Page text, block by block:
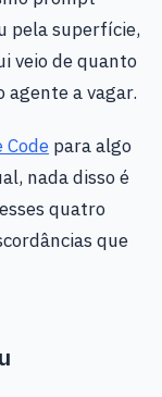
pela superfície,
veio de quanto
agente a vagar.
Code para algo
nada disso é
quatro
que